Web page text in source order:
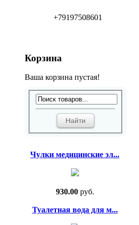
+79197508601
Корзина
Ваша корзина пустая!
Чулки медицинские эл...
930.00руб.
Туалетная вода для м...